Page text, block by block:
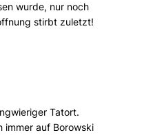
wurde, nur noch
stirbt zuletzt!
Tatort.
immer auf Borowski